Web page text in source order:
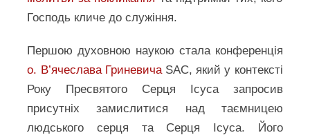
Господь кличе до служіння.
Першою духовною наукою стала конференція
о. В’ячеслава ГриневичаSAC, який у контексті
Року Пресвятого Серця Ісуса запросив
присутніх замислитися над таємницею
людського серця та Серця Ісуса. Його